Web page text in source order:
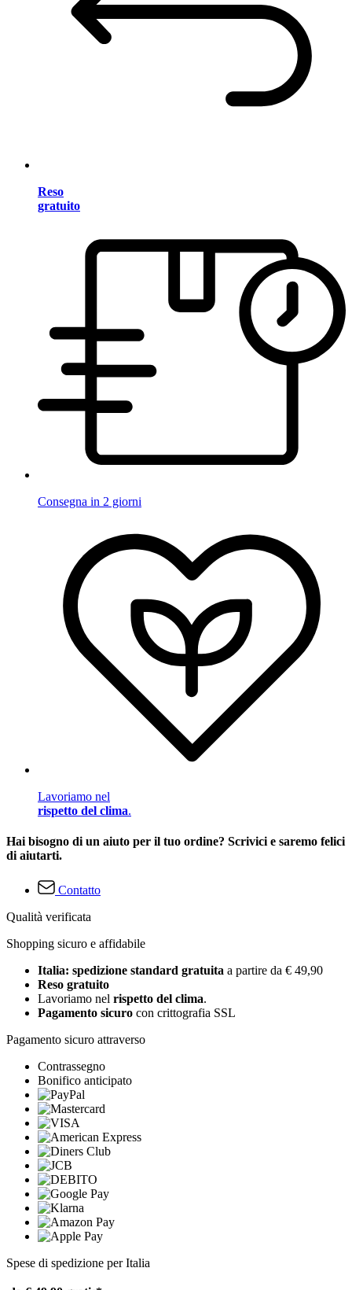
Reso
gratuito
Consegna in 2 giorni
Lavoriamo nel
rispetto del clima.
Hai bisogno di un aiuto per il tuo ordine? Scrivici e saremo felici
di aiutarti.
Contatto
Qualità verificata
Shopping sicuro e affidabile
Italia: spedizione standard gratuita a partire da € 49,90
Reso gratuito
Lavoriamo nel rispetto del clima.
Pagamento sicuro con crittografia SSL
Pagamento sicuro attraverso
Contrassegno
Bonifico anticipato
Spese di spedizione per Italia